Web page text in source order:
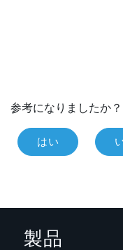
参考になりましたか？
はい
製品